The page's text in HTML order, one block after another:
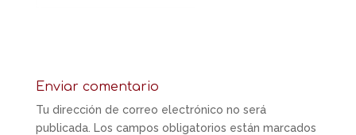
Enviar comentario
Tu dirección de correo electrónico no será
publicada. Los campos obligatorios están marcados